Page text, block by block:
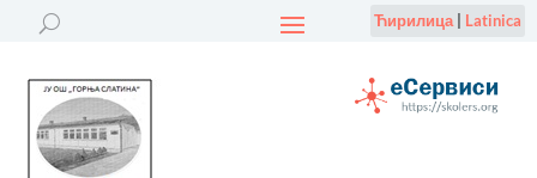
Ћирилица| Latinica